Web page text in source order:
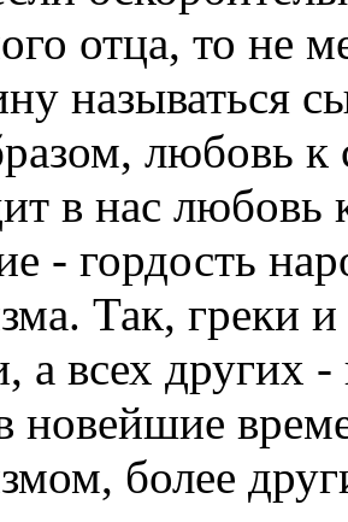
отца, то не
называться
любовь к
в нас любовь
- гордость
Так, греки
а всех других -
новейшие
более